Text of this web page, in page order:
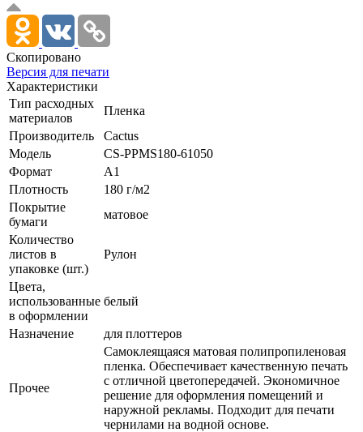
Скопировано
Версия для печати
Характеристики
Тип расходных
материалов
Пленка
Производитель
Cactus
Модель
CS-PPMS180-61050
Формат
A1
Плотность
180 г/­м2
Покрытие
бумаги
матовое
Количество
листов в
упаковке (шт.)
Рулон
Цвета,
использованные
в оформлении
белый
Назначение для плоттеров
Прочее
Самоклеящаяся матовая полипропиленовая
пленка. Обеспечивает качественную печать
с отличной цветопередачей. Экономичное
решение для оформления помещений и
наружной рекламы. Подходит для печати
чернилами на водной основе.